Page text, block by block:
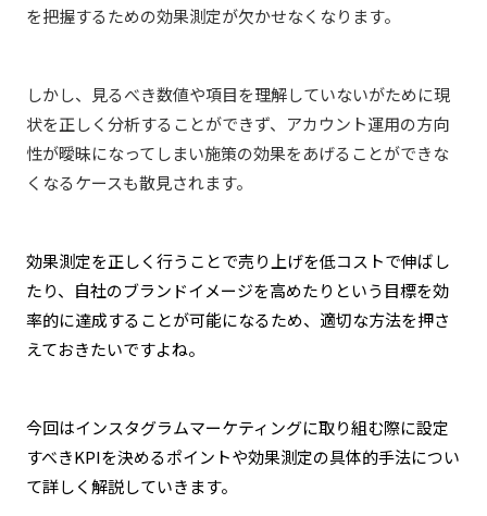
を把握するための効果測定が欠かせなくなります。
しかし、見るべき数値や項目を理解していないがために現
状を正しく分析することができず、アカウント運用の方向
性が曖昧になってしまい施策の効果をあげることができな
くなるケースも散見されます。
効果測定を正しく行うことで売り上げを低コストで伸ばし
たり、自社のブランドイメージを高めたりという目標を効
率的に達成することが可能になるため、適切な方法を押さ
えておきたいですよね。
今回はインスタグラムマーケティングに取り組む際に設定
すべきKPIを決めるポイントや効果測定の具体的手法につい
て詳しく解説していきます。